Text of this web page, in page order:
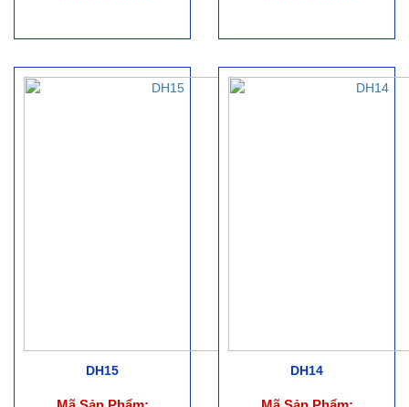
DH15 DH14